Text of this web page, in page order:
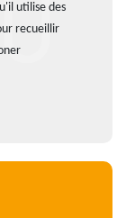
utilise des
recueillir